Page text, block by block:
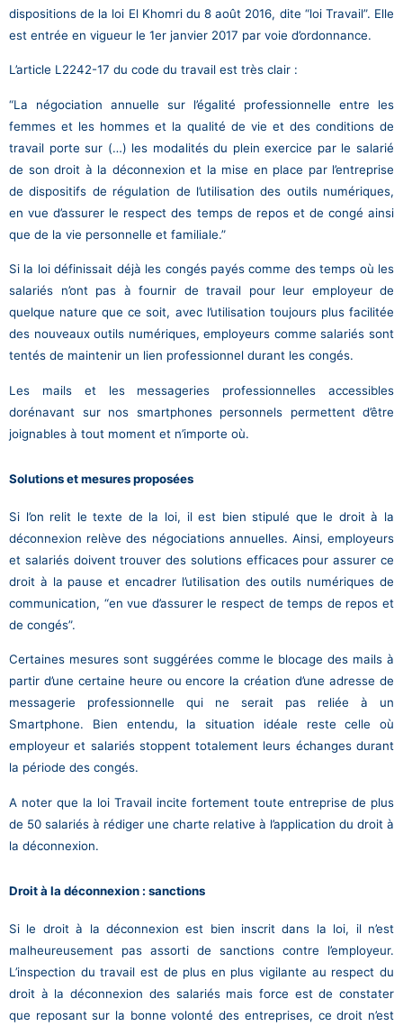
dispositions de la loi El Khomri du 8 août 2016, dite “loi Travail”. Elle
est entrée en vigueur le 1er janvier 2017 par voie d’ordonnance.
L’article L2242-17 du code du travail est très clair :
“La négociation annuelle sur l’égalité professionnelle entre les
femmes et les hommes et la qualité de vie et des conditions de
travail porte sur (…) les modalités du plein exercice par le salarié
de son droit à la déconnexion et la mise en place par l’entreprise
de dispositifs de régulation de l’utilisation des outils numériques,
en vue d’assurer le respect des temps de repos et de congé ainsi
que de la vie personnelle et familiale.”
Si la loi définissait déjà les congés payés comme des temps où les
salariés n’ont pas à fournir de travail pour leur employeur de
quelque nature que ce soit, avec l’utilisation toujours plus facilitée
des nouveaux outils numériques, employeurs comme salariés sont
tentés de maintenir un lien professionnel durant les congés.
Les mails et les messageries professionnelles accessibles
dorénavant sur nos smartphones personnels permettent d’être
joignables à tout moment et n’importe où.
Solutions et mesures proposées
Si l’on relit le texte de la loi, il est bien stipulé que le droit à la
déconnexion relève des négociations annuelles. Ainsi, employeurs
et salariés doivent trouver des solutions efficaces pour assurer ce
droit à la pause et encadrer l’utilisation des outils numériques de
communication, “en vue d’assurer le respect de temps de repos et
de congés”.
Certaines mesures sont suggérées comme le blocage des mails à
partir d’une certaine heure ou encore la création d’une adresse de
messagerie professionnelle qui ne serait pas reliée à un
Smartphone. Bien entendu, la situation idéale reste celle où
employeur et salariés stoppent totalement leurs échanges durant
la période des congés.
A noter que la loi Travail incite fortement toute entreprise de plus
de 50 salariés à rédiger une charte relative à l’application du droit à
la déconnexion.
Droit à la déconnexion : sanctions
Si le droit à la déconnexion est bien inscrit dans la loi, il n’est
malheureusement pas assorti de sanctions contre l’employeur.
L’inspection du travail est de plus en plus vigilante au respect du
droit à la déconnexion des salariés mais force est de constater
que reposant sur la bonne volonté des entreprises, ce droit n’est